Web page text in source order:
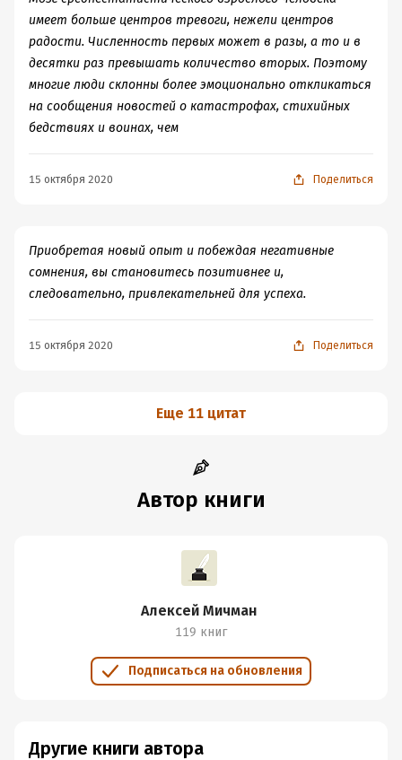
имеет больше центров тревоги, нежели центров
радости. Численность первых может в разы, а то и в
десятки раз превышать количество вторых. Поэтому
многие люди склонны более эмоционально откликаться
на сообщения новостей о катастрофах, стихийных
бедствиях и воинах, чем
15 октября 2020 Поделиться
Приобретая новый опыт и побеждая негативные
сомнения, вы становитесь позитивнее и,
следовательно, привлекательней для успеха.
15 октября 2020 Поделиться
Еще 11 цитат
Автор книги
Алексей Мичман
119 книг
Подписаться на обновления
Другие книги автора